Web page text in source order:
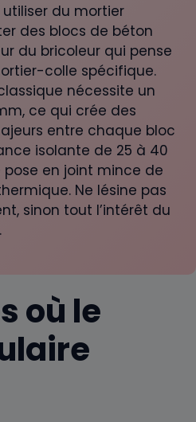
utiliser du mortier
des blocs de béton
du bricoleur qui pense
colle spécifique.
nécessite un
ce qui crée des
entre chaque bloc
isolante de 25 à 40
pose en joint mince de
Ne lésine pas
sinon tout l’intérêt du
où le